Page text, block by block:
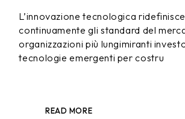
L’innovazione tecnologica ridefinisce
continuamente gli standard del
organizzazioni più lungimiranti
tecnologie emergenti per costru
READ MORE